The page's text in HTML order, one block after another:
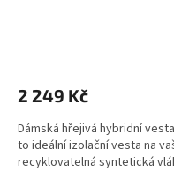
2 249 Kč
Dámská hřejivá hybridní
to ideální izolační vesta na
recyklovatelná syntetická